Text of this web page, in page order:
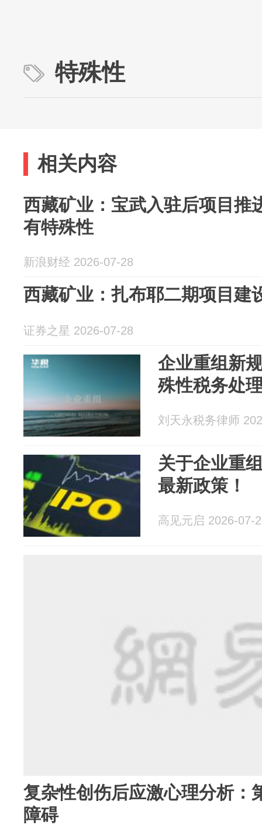
特殊性
相关内容
西藏矿业：宝武入驻后项目推
有特殊性
新浪财经 2026-07-28
西藏矿业：扎布耶二期项目建
证券之星 2026-07-28
企业重组新
殊性税务处
刘天永税务律师
关于企业重
最新政策！
高见元启 2026-07-
复杂性创伤后应激心理分析：
障碍